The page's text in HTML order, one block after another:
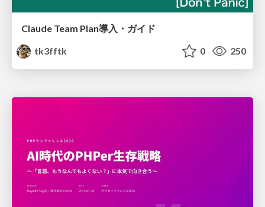
Claude Team Plan導入・ガイド
tk3fftk
0 250